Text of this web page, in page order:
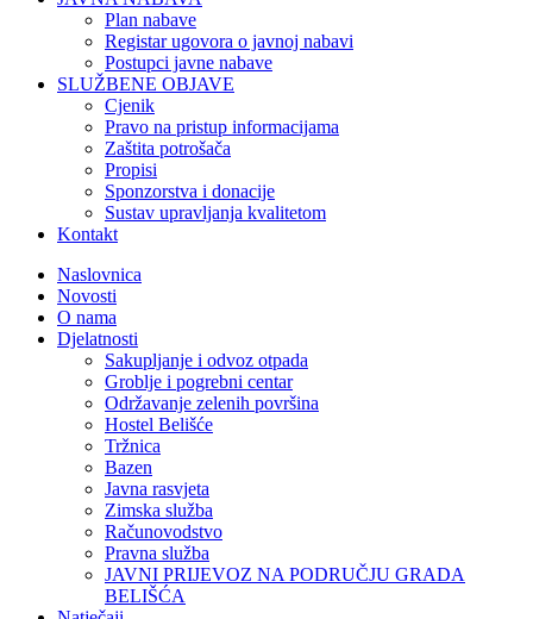
Plan nabave
Registar ugovora o javnoj nabavi
Postupci javne nabave
SLUŽBENE OBJAVE
Cjenik
Pravo na pristup informacijama
Zaštita potrošača
Propisi
Sponzorstva i donacije
Sustav upravljanja kvalitetom
Kontakt
Naslovnica
Novosti
O nama
Djelatnosti
Sakupljanje i odvoz otpada
Groblje i pogrebni centar
Održavanje zelenih površina
Hostel Belišće
Tržnica
Bazen
Javna rasvjeta
Zimska služba
Računovodstvo
Pravna služba
JAVNI PRIJEVOZ NA PODRUČJU GRADA
BELIŠĆA